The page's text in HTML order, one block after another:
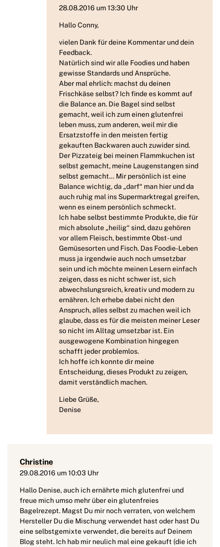
28.08.2016 um 13:30 Uhr
Hallo Conny,
vielen Dank für deine Kommentar und dein
Feedback.
Natürlich sind wir alle Foodies und haben
gewisse Standards und Ansprüche.
Aber mal ehrlich: machst du deinen
Frischkäse selbst? Ich finde es kommt auf
die Balance an. Die Bagel sind selbst
gemacht, weil ich zum einen glutenfrei
leben muss, zum anderen, weil mir die
Ersatzstoffe in den meisten fertig
gekauften Backwaren auch zuwider sind.
Der Pizzateig bei meinen Flammkuchen ist
selbst gemacht, meine Laugenstangen sind
selbst gemacht… Mir persönlich ist eine
Balance wichtig, da „darf“ man hier und da
auch ruhig mal ins Supermarktregal greifen,
wenn es einem persönlich schmeckt.
Ich habe selbst bestimmte Produkte, die für
mich absolute „heilig“ sind, dazu gehören
vor allem Fleisch, bestimmte Obst- und
Gemüsesorten und Fisch. Das Foodie-Leben
muss ja irgendwie auch noch umsetzbar
sein und ich möchte meinen Lesern einfach
zeigen, dass es nicht schwer ist, sich
abwechslungsreich, kreativ und modern zu
ernähren. Ich erhebe dabei nicht den
Anspruch, alles selbst zu machen weil ich
glaube, dass es für die meisten meiner Leser
so nicht im Alltag umsetzbar ist. Ein
ausgewogene Kombination hingegen
schafft jeder problemlos.
Ich hoffe ich konnte dir meine
Entscheidung, dieses Produkt zu zeigen,
damit verständlich machen.
Liebe Grüße,
Denise
Christine
29.08.2016 um 10:03 Uhr
Hallo Denise, auch ich ernährte mich glutenfrei und
freue mich umso mehr über ein glutenfreies
Bagelrezept. Magst Du mir noch verraten, von welchem
Hersteller Du die Mischung verwendet hast oder hast Du
eine selbstgemixte verwendet, die bereits auf Deinem
Blog steht. Ich hab mir neulich mal eine gekauft (die ich